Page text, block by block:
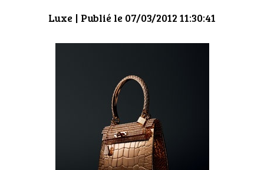
CULTURE
HIGH TECH
MAISON
Luxe | Publié le 07/03/2012 11:30:41